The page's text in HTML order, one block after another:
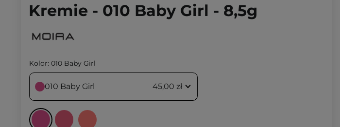
Kremie - 010 Baby Girl - 8,5g
Kolor: 010 Baby Girl
010 Baby Girl 45,00 zł